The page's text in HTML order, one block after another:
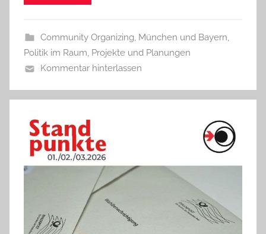
Community Organizing, München und Bayern,
Politik im Raum, Projekte und Planungen
Kommentar hinterlassen